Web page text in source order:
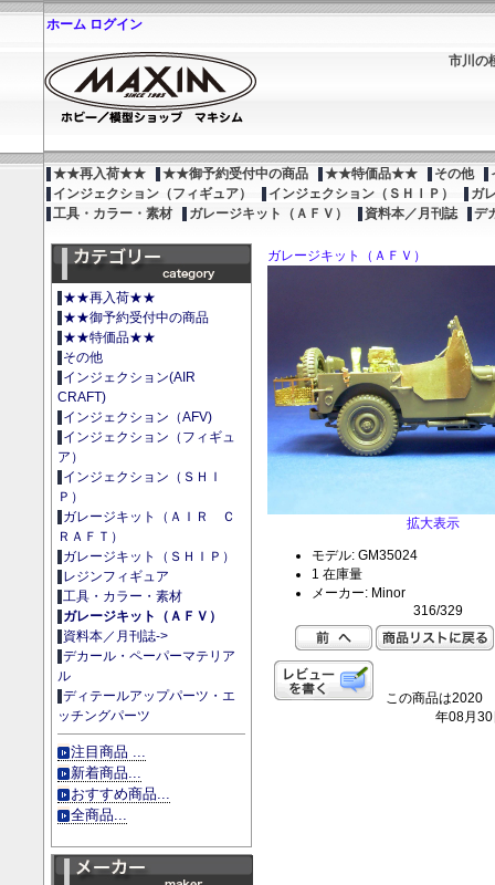
ホーム ログイン
市川の
★★再入荷★★ ★★御予約受付中の商品 ★★特価品★★ その他
インジェクション（フィギュア）
インジェクション（ＳＨＩＰ）
ガ
工具・カラー・素材
ガレージキット（ＡＦＶ） 資料本／月刊誌 デ
★★再入荷★★
★★御予約受付中の商品
★★特価品★★
その他
インジェクション(AIR
CRAFT)
インジェクション（AFV)
インジェクション（フィギュ
ア）
インジェクション（ＳＨＩ
Ｐ）
ガレージキット（ＡＩＲ Ｃ
ＲＡＦＴ）
ガレージキット（ＳＨＩＰ）
レジンフィギュア
工具・カラー・素材
ガレージキット（ＡＦＶ）
資料本／月刊誌->
デカール・ペーパーマテリア
ル
ディテールアップパーツ・エ
ッチングパーツ
注目商品 ...
新着商品...
おすすめ商品...
全商品...
ガレージキット（ＡＦＶ）
拡大表示
モデル: GM35024
1 在庫量
メーカー: Minor
316/329
この商品は2020
年08月